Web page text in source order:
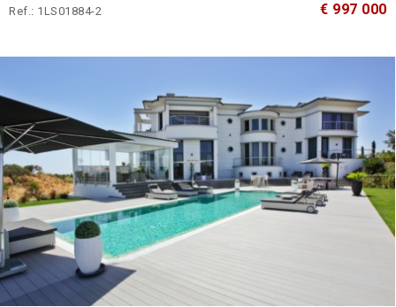
Ref.: 1LS01884-2 € 997 000